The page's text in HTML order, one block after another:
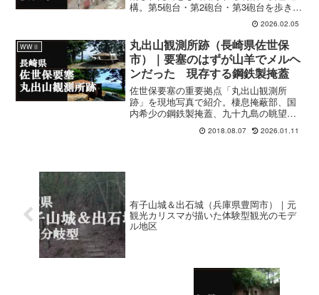
構。第5砲台・第2砲台・第3砲台を歩き、
レンガ廃墟美と海峡防衛の痕跡を巡る日
2026.02.05
WWⅡ
丸出山観測所跡（長崎県佐世保
市）｜要塞のはずが山羊でメルヘ
ンだった 現存する鋼鉄製掩蓋
佐世保要塞の重要拠点「丸出山観測所
跡」を現地写真で紹介。棲息掩蔽部、国
内希少の鋼鉄製掩蓋、九十九島の眺望と
夕陽まで、30分で巡る見学記。
2018.08.07 2026.01.11
有子山城＆出石城（兵庫県豊岡市）｜元
観光カリスマが描いた体験型観光のモデ
ル地区